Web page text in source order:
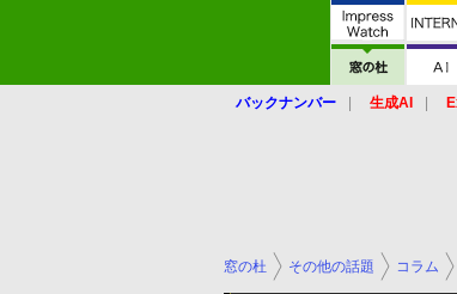
バックナンバー 生成AI
窓の杜 その他の話題 コラム